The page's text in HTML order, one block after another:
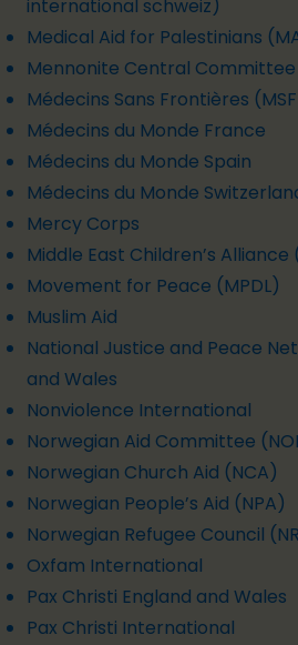
international schweiz)
Medical Aid for Palestinians
Mennonite Central
Médecins Sans Frontières
Médecins du Monde France
Médecins du Monde Spain
Médecins du Monde
Mercy Corps
Middle East Children’s Alliance
Movement for Peace (MPDL)
Muslim Aid
National Justice and Peace
and Wales
Nonviolence International
Norwegian Aid Committee
Norwegian Church Aid (NCA)
Norwegian People’s Aid (NPA)
Norwegian Refugee Council
Oxfam International
Pax Christi England and Wales
Pax Christi International